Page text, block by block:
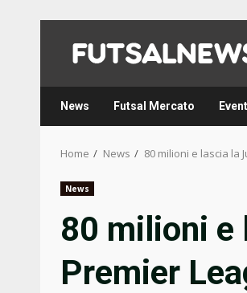
content
News Futsal Mercato
Home News 80 milioni e lascia la
News
80 milioni e
Premier